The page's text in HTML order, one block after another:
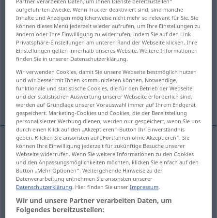
Übersicht aller Übersetzungen
(Für mehr Details die Übersetzung anklicken/antippen)
technology, engineering science
technique, practice
execution, technique technical college
technology Technik Wissenschaft < NUR SG>
engineering science TechnikWissenschaft
NUR >
aufgeführten Zwecke. Wenn Tracker deaktiviert sind, sind manche
Inhalte und Anzeigen möglicherweise nicht mehr so relevant für Sie. Sie
können dieses Menü jederzeit wieder aufrufen, um Ihre Einstellungen zu
ändern oder Ihre Einwilligung zu widerrufen, indem Sie auf den Link
Privatsphäre-Einstellungen am unteren Rand der Webseite klicken. Ihre
Einstellungen gelten innerhalb unseres Website. Weitere Informationen
finden Sie in unserer Datenschutzerklärung.
Wir verwenden Cookies, damit Sie unsere Webseite bestmöglich nutzen
und wir besser mit Ihnen kommunizieren können. Notwendige,
funktionale und statistische Cookies, die für den Betrieb der Webseite
und der statistischen Auswertung unserer Webseite erforderlich sind,
werden auf Grundlage unserer Vorauswahl immer auf Ihrem Endgerät
gespeichert. Marketing-Cookies und Cookies, die der Bereitstellung
personalisierter Werbung dienen, werden nur gespeichert, wenn Sie uns
durch einen Klick auf den „Akzeptieren“-Button Ihr Einverständnis
geben. Klicken Sie ansonsten auf „Fortfahren ohne Akzeptieren“. Sie
können Ihre Einwilligung jederzeit für zukünftige Besuche unserer
Webseite widerrufen. Wenn Sie weitere Informationen zu den Cookies
und den Anpassungsmöglichkeiten möchten, klicken Sie einfach auf den
Button „Mehr Optionen“. Weitergehende Hinweise zu der
Datenverarbeitung entnehmen Sie ansonsten unserer
Datenschutzerklärung. Hier finden Sie unserImpressum.
Wir und unsere Partner verarbeiten Daten, um
Folgendes bereitzustellen: